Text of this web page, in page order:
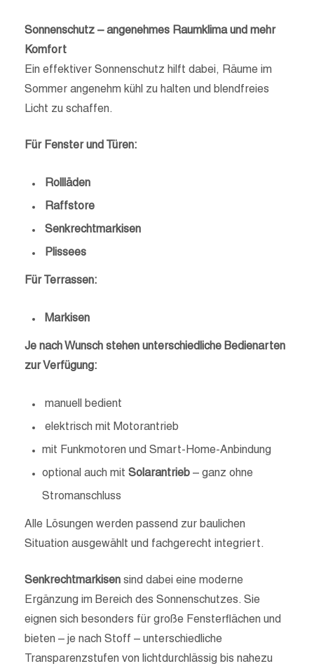
Sonnenschutz – angenehmes Raumklima und mehr
Komfort
Ein effektiver Sonnenschutz hilft dabei, Räume im
Sommer angenehm kühl zu halten und blendfreies
Licht zu schaffen.
Für Fenster und Türen:
Rollläden
Raffstore
Senkrechtmarkisen
Plissees
Für Terrassen:
Markisen
Je nach Wunsch stehen unterschiedliche Bedienarten
zur Verfügung:
manuell bedient
elektrisch mit Motorantrieb
mit Funkmotoren und Smart-Home-Anbindung
optional auch mit Solarantrieb – ganz ohne
Stromanschluss
Alle Lösungen werden passend zur baulichen
Situation ausgewählt und fachgerecht integriert.
Senkrechtmarkisen sind dabei eine moderne
Ergänzung im Bereich des Sonnenschutzes. Sie
eignen sich besonders für große Fensterflächen und
bieten – je nach Stoff – unterschiedliche
Transparenzstufen von lichtdurchlässig bis nahezu